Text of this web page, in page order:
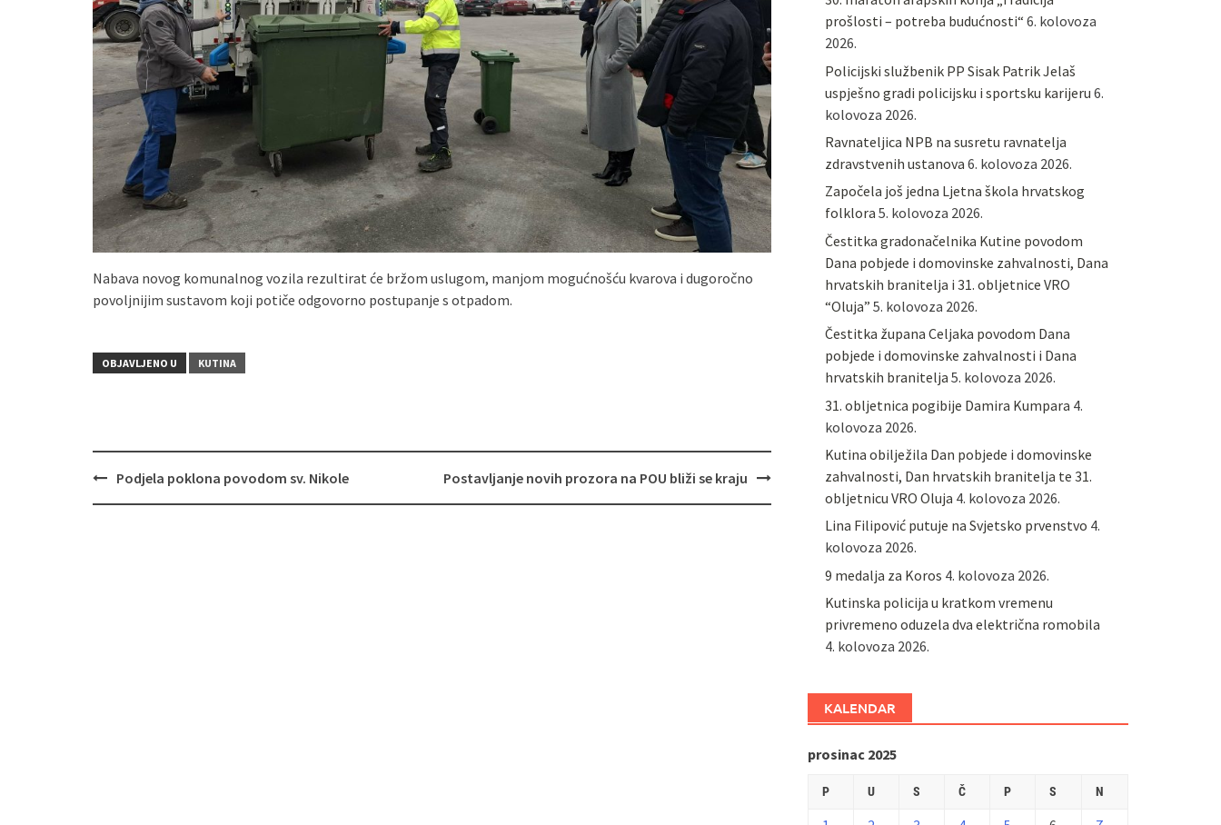
Nabava novog komunalnog vozila rezultirat će bržom uslugom, manjom mogućnošću kvarova i dugoročno
povoljnijim sustavom koji potiče odgovorno postupanje s otpadom.
OBJAVLJENO U KUTINA
Podjela poklona povodom sv. Nikole Postavljanje novih prozora na POU bliži se kraju
prošlosti – potreba budućnosti“ 6. kolovoza
2026.
Policijski službenik PP Sisak Patrik Jelaš
uspješno gradi policijsku i sportsku karijeru 6.
kolovoza 2026.
Ravnateljica NPB na susretu ravnatelja
zdravstvenih ustanova 6. kolovoza 2026.
Započela još jedna Ljetna škola hrvatskog
folklora 5. kolovoza 2026.
Čestitka gradonačelnika Kutine povodom
Dana pobjede i domovinske zahvalnosti, Dana
hrvatskih branitelja i 31. obljetnice VRO
“Oluja” 5. kolovoza 2026.
Čestitka župana Celjaka povodom Dana
pobjede i domovinske zahvalnosti i Dana
hrvatskih branitelja 5. kolovoza 2026.
31. obljetnica pogibije Damira Kumpara 4.
kolovoza 2026.
Kutina obilježila Dan pobjede i domovinske
zahvalnosti, Dan hrvatskih branitelja te 31.
obljetnicu VRO Oluja 4. kolovoza 2026.
Lina Filipović putuje na Svjetsko prvenstvo 4.
kolovoza 2026.
9 medalja za Koros 4. kolovoza 2026.
Kutinska policija u kratkom vremenu
privremeno oduzela dva električna romobila
4. kolovoza 2026.
KALENDAR
prosinac 2025
P U S Č P S N